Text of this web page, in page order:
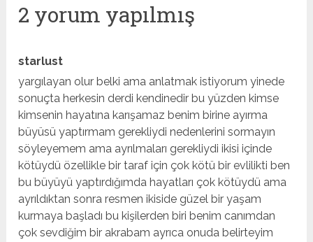
2 yorum yapılmış
starlust
yargılayan olur belki ama anlatmak istiyorum yinede
sonuçta herkesin derdi kendinedir bu yüzden kimse
kimsenin hayatına karışamaz benim birine ayırma
büyüsü yaptırmam gerekliydi nedenlerini sormayın
söyleyemem ama ayrılmaları gerekliydi ikisi içinde
kötüydü özellikle bir taraf için çok kötü bir evlilikti ben
bu büyüyü yaptırdığımda hayatları çok kötüydü ama
ayrıldıktan sonra resmen ikiside güzel bir yaşam
kurmaya başladı bu kişilerden biri benim canımdan
çok sevdiğim bir akrabam ayrıca onuda belirteyim